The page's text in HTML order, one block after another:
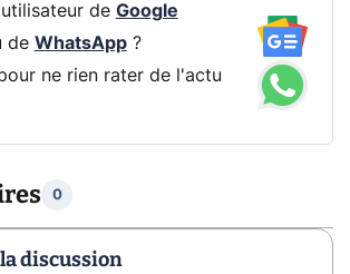
de Google
de WhatsApp?
ne rien rater de l'actu
0
discussion